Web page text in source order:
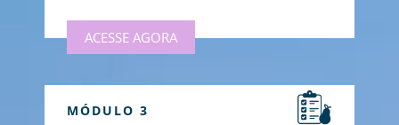
ACESSE AGORA
MÓDULO 3